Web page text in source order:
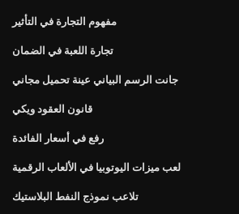
مفهوم التجارة في التأثير
تجارة اللعبة في الضمان
جانت الرسم البياني عينة تحميل مجاني
قانون العقود ويكي
رفع في أسعار الفائدة
لعب ميزات اليوتوبيا في الألعاب الرقمية
تلاعب نموذج النفط البلاستيك